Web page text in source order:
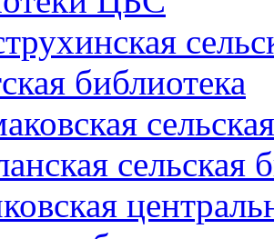
библиотека
сельская